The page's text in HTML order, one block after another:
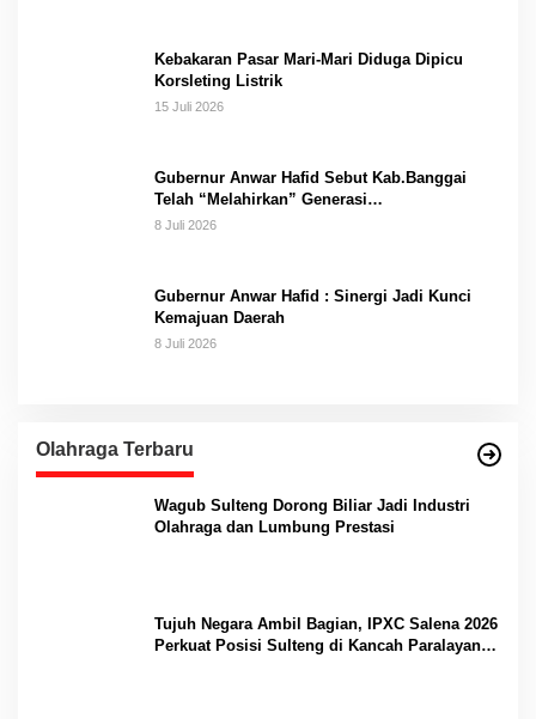
Kebakaran Pasar Mari-Mari Diduga Dipicu
Korsleting Listrik
15 Juli 2026
Gubernur Anwar Hafid Sebut Kab.Banggai
Telah “Melahirkan” Generasi…
8 Juli 2026
Gubernur Anwar Hafid : Sinergi Jadi Kunci
Kemajuan Daerah
8 Juli 2026
Olahraga Terbaru
Wagub Sulteng Dorong Biliar Jadi Industri
Olahraga dan Lumbung Prestasi
Tujuh Negara Ambil Bagian, IPXC Salena 2026
Perkuat Posisi Sulteng di Kancah Paralayang